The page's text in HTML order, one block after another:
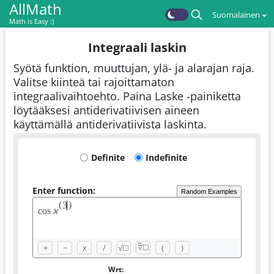
AllMath
Math is Easy :)
Suomalainen
Integraali laskin
Syötä funktion, muuttujan, ylä- ja alarajan raja.
Valitse kiinteä tai rajoittamaton
integraalivaihtoehto. Paina Laske -painiketta
löytääksesi antiderivatiivisen aineen
käyttämällä antiderivatiivista laskinta.
Definite Indefinite
Enter function: Random Examples
cosx(3)
+ − x / √☐ □
√☐ ( )
Wrt: